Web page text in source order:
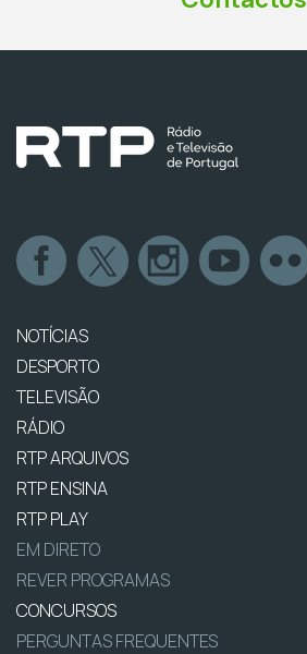
NOTÍCIAS
DESPORTO
TELEVISÃO
RÁDIO
RTP ARQUIVOS
RTP ENSINA
RTP PLAY
EM DIRETO
REVER PROGRAMAS
CONCURSOS
PERGUNTAS FREQUENTES